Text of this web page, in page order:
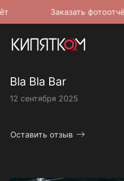
Заказать фотоотчёт
Bla Bla Bar
12 сентября 2025
Оставить отзыв